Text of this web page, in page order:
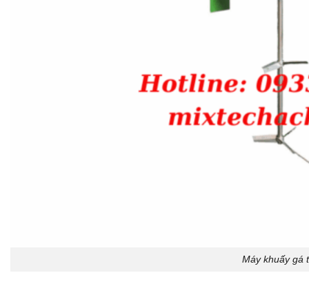
Máy khuấy gá